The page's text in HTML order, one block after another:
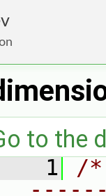
Foundation
to the
1
/